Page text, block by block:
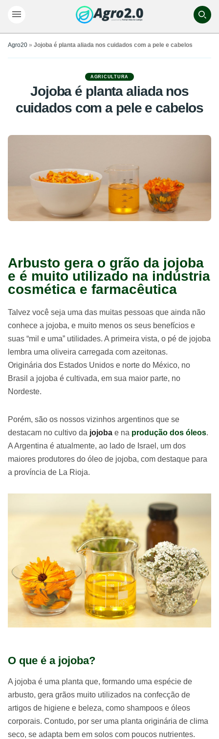
Agro20 » Jojoba é planta aliada nos cuidados com a pele e cabelos
AGRICULTURA
Jojoba é planta aliada nos
cuidados com a pele e cabelos
Arbusto gera o grão da jojoba
e é muito utilizado na indústria
cosmética e farmacêutica
Talvez você seja uma das muitas pessoas que ainda não
conhece a jojoba, e muito menos os seus benefícios e
suas “mil e uma” utilidades. A primeira vista, o pé de jojoba
lembra uma oliveira carregada com azeitonas.
Originária dos Estados Unidos e norte do México, no
Brasil a jojoba é cultivada, em sua maior parte, no
Nordeste.
Porém, são os nossos vizinhos argentinos que se
destacam no cultivo da jojoba e na produção dos óleos.
A Argentina é atualmente, ao lado de Israel, um dos
maiores produtores do óleo de jojoba, com destaque para
a província de La Rioja.
O que é a jojoba?
A jojoba é uma planta que, formando uma espécie de
arbusto, gera grãos muito utilizados na confecção de
artigos de higiene e beleza, como shampoos e óleos
corporais. Contudo, por ser uma planta originária de clima
seco, se adapta bem em solos com poucos nutrientes.